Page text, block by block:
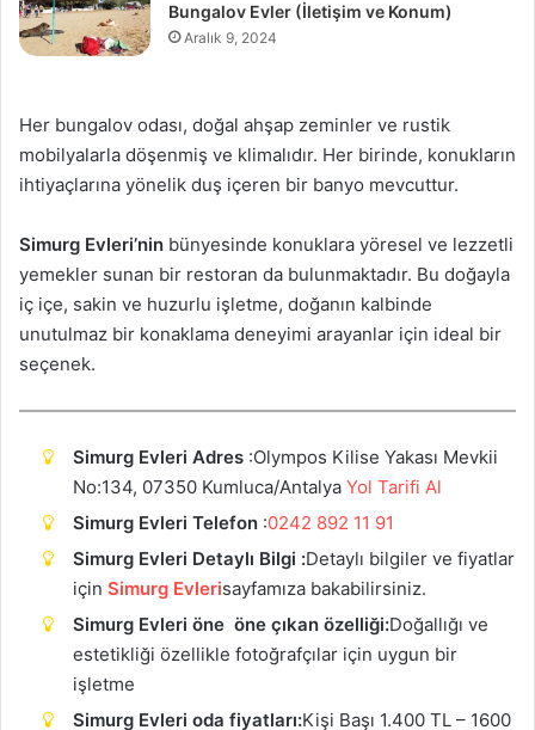
Bungalov Evler (İletişim ve Konum)
Aralık 9, 2024
Her bungalov odası, doğal ahşap zeminler ve rustik
mobilyalarla döşenmiş ve klimalıdır. Her birinde, konukların
ihtiyaçlarına yönelik duş içeren bir banyo mevcuttur.
Simurg Evleri’nin bünyesinde konuklara yöresel ve lezzetli
yemekler sunan bir restoran da bulunmaktadır. Bu doğayla
iç içe, sakin ve huzurlu işletme, doğanın kalbinde
unutulmaz bir konaklama deneyimi arayanlar için ideal bir
seçenek.
Simurg Evleri Adres :Olympos Kilise Yakası Mevkii
No:134, 07350 Kumluca/Antalya Yol Tarifi Al
Simurg Evleri Telefon :0242 892 11 91
Simurg Evleri Detaylı Bilgi :Detaylı bilgiler ve fiyatlar
için Simurg Evlerisayfamıza bakabilirsiniz.
Simurg Evleri öne öne çıkan özelliği:Doğallığı ve
estetikliği özellikle fotoğrafçılar için uygun bir
işletme
Simurg Evleri oda fiyatları:Kişi Başı 1.400 TL – 1600